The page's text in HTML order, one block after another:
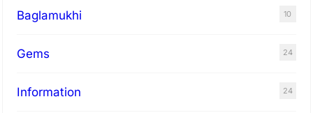
Baglamukhi 10
Gems 24
Information 24